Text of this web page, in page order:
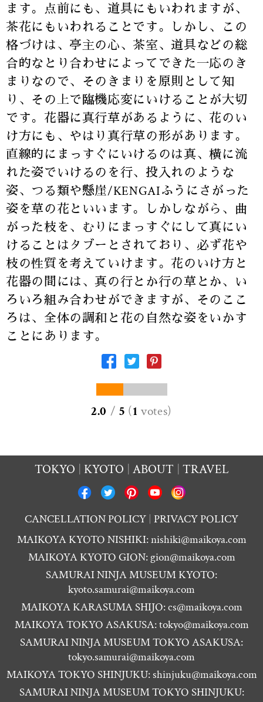
ます。点前にも、道具にもいわれますが、
茶花にもいわれることです。しかし、この
格づけは、亭主の心、茶室、道具などの総
合的なとり合わせによってできた一応のき
まりなので、そのきまりを原則として知
り、その上で臨機応変にいけることが大切
です。花器に真行草があるように、花のい
け方にも、やはり真行草の形があります。
直線的にまっすぐにいけるのは真、横に流
れた姿でいけるのを行、投入れのような
姿、つる類や懸崖/KENGAIふうにさがった
姿を草の花といいます。しかしながら、曲
がった枝を、むりにまっすぐにして真にい
けることはタブーとされており、必ず花や
枝の性質を考えていけます。花のいけ方と
花器の間には、真の行とか行の草とか、い
ろいろ組み合わせができますが、そのここ
ろは、全体の調和と花の自然な姿をいかす
ことにあります。
2.0 / 5 (1 votes)
TOKYO KYOTO ABOUT TRAVEL
CANCELLATION POLICY PRIVACY POLICY
MAIKOYA KYOTO NISHIKI:nishiki@maikoya.com
MAIKOYA KYOTO GION: gion@maikoya.com
SAMURAI NINJA MUSEUM KYOTO:
kyoto.samurai@maikoya.com
MAIKOYA KARASUMA SHIJO:cs@maikoya.com
MAIKOYA TOKYO ASAKUSA:tokyo@maikoya.com
SAMURAI NINJA MUSEUM TOKYO ASAKUSA:
tokyo.samurai@maikoya.com
MAIKOYA TOKYO SHINJUKU:shinjuku@maikoya.com
SAMURAI NINJA MUSEUM TOKYO SHINJUKU: